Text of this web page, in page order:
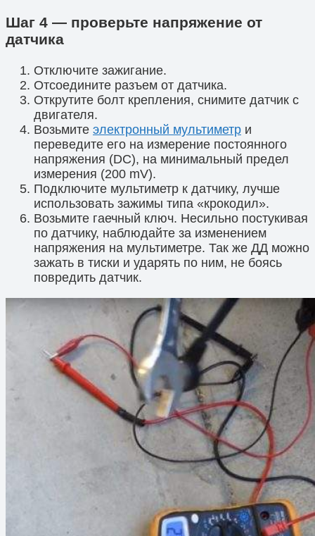
Шаг 4 — проверьте напряжение от
датчика
Отключите зажигание.
Отсоедините разъем от датчика.
Открутите болт крепления, снимите датчик с
двигателя.
Возьмите электронный мультиметр и
переведите его на измерение постоянного
напряжения (DC), на минимальный предел
измерения (200 mV).
Подключите мультиметр к датчику, лучше
использовать зажимы типа «крокодил».
Возьмите гаечный ключ. Несильно постукивая
по датчику, наблюдайте за изменением
напряжения на мультиметре. Так же ДД можно
зажать в тиски и ударять по ним, не боясь
повредить датчик.